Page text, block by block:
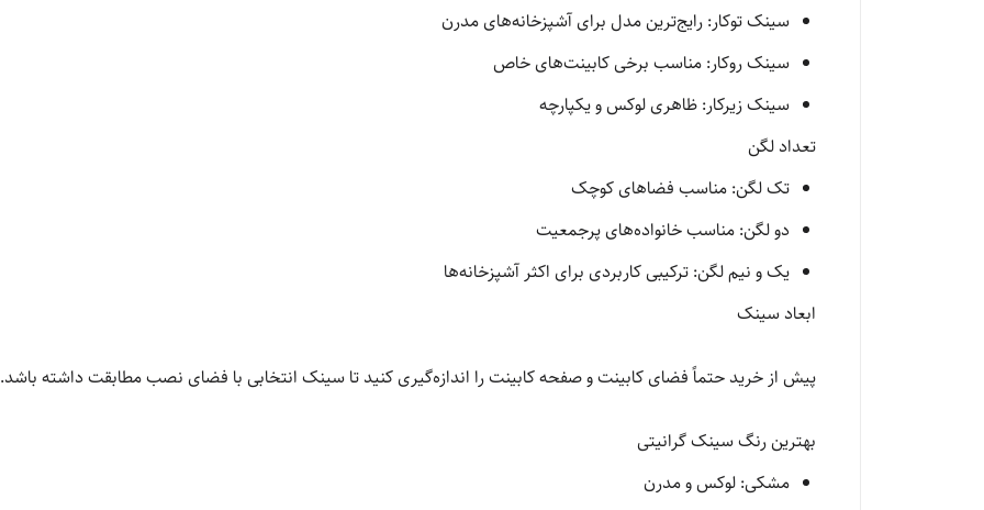
سینک توکار: رایج‌ترین مدل برای آشپزخانه‌های مدرن
سینک روکار: مناسب برخی کابینت‌های خاص
سینک زیرکار: ظاهری لوکس و یکپارچه
تعداد لگن
تک لگن: مناسب فضاهای کوچک
دو لگن: مناسب خانواده‌های پرجمعیت
یک و نیم لگن: ترکیبی کاربردی برای اکثر آشپزخانه‌ها
ابعاد سینک
پیش از خرید حتماً فضای کابینت و صفحه کابینت را اندازه‌گیری کنید تا سینک انتخابی با فضای نصب مطابقت داشته باشد.
بهترین رنگ سینک گرانیتی
مشکی: لوکس و مدرن